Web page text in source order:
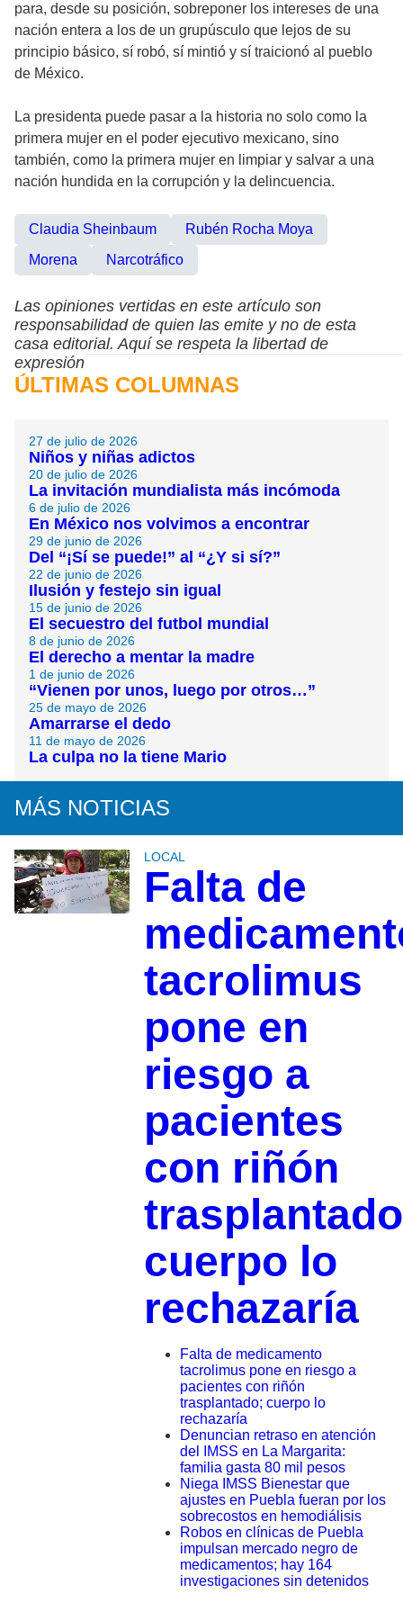
para, desde su posición, sobreponer los intereses de una
nación entera a los de un grupúsculo que lejos de su
principio básico, sí robó, sí mintió y sí traicionó al pueblo
de México.
La presidenta puede pasar a la historia no solo como la
primera mujer en el poder ejecutivo mexicano, sino
también, como la primera mujer en limpiar y salvar a una
nación hundida en la corrupción y la delincuencia.
Claudia Sheinbaum
Rubén Rocha Moya
Morena
Narcotráfico
Las opiniones vertidas en este artículo son
responsabilidad de quien las emite y no de esta
casa editorial. Aquí se respeta la libertad de
expresión
ÚLTIMAS COLUMNAS
27 de julio de 2026
Niños y niñas adictos
20 de julio de 2026
La invitación mundialista más incómoda
6 de julio de 2026
En México nos volvimos a encontrar
29 de junio de 2026
Del “¡Sí se puede!” al “¿Y si sí?”
22 de junio de 2026
Ilusión y festejo sin igual
15 de junio de 2026
El secuestro del futbol mundial
8 de junio de 2026
El derecho a mentar la madre
1 de junio de 2026
“Vienen por unos, luego por otros…”
25 de mayo de 2026
Amarrarse el dedo
11 de mayo de 2026
La culpa no la tiene Mario
MÁS NOTICIAS
LOCAL
Falta de
tacrolimus
pone en
riesgo a
pacientes
con riñón
cuerpo lo
rechazaría
Falta de medicamento
tacrolimus pone en riesgo a
pacientes con riñón
trasplantado; cuerpo lo
rechazaría
Denuncian retraso en atención
del IMSS en La Margarita:
familia gasta 80 mil pesos
Niega IMSS Bienestar que
ajustes en Puebla fueran por los
sobrecostos en hemodiálisis
Robos en clínicas de Puebla
impulsan mercado negro de
medicamentos; hay 164
investigaciones sin detenidos